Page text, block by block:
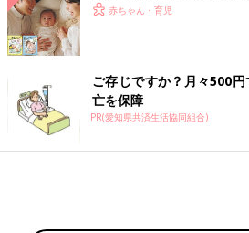
赤ちゃん・育児
ご存じですか？月々500
亡を保障
PR(愛知県共済生活協同組合)